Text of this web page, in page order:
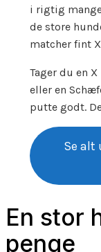
i rigtig
de store
matcher fint
Tager du en
eller en
putte godt.
Se alt
En stor
penge